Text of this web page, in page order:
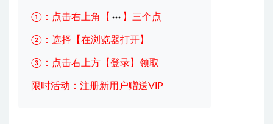
①：点击右上角【 】三个点
②：选择【在浏览器打开】
③：点击右上方【登录】领取
限时活动：注册新用户赠送VIP